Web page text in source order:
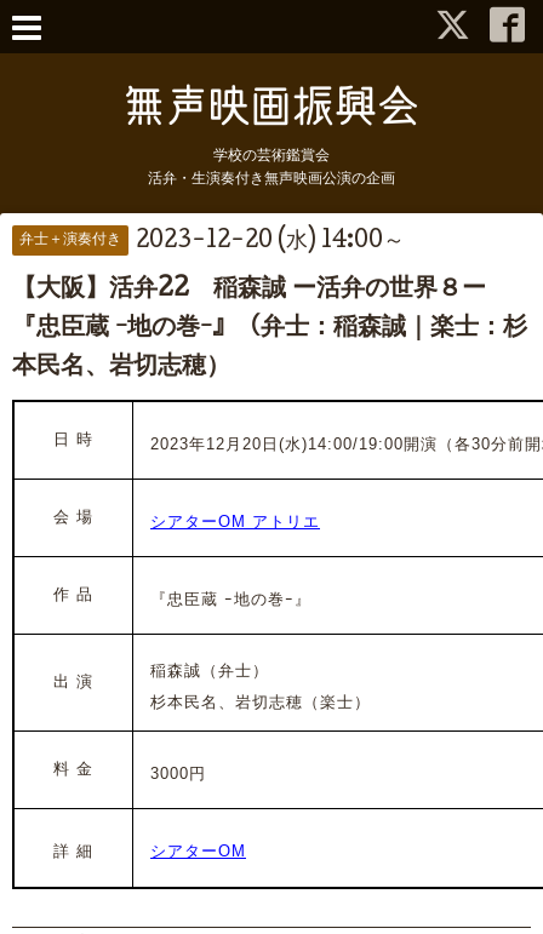
学校の芸術鑑賞会
活弁・生演奏付き無声映画公演の企画
弁士＋演奏付き 2023-12-20 (水) 14:00～
【大阪】活弁22 稲森誠 ー活弁の世界８ー
『忠臣蔵 ｰ地の巻ｰ』（弁士：稲森誠｜楽士：杉
本民名、岩切志穂）
日 時 2023年12月20日(水)14:00/19:00開演（各30分前
会 場 シアターOM アトリエ
作 品 『忠臣蔵 ｰ地の巻ｰ』
出 演
稲森誠（弁士）
杉本民名、岩切志穂（楽士）
料 金 3000円
詳 細 シアターOM